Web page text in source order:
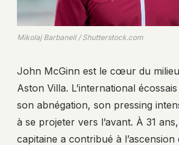
Mikolaj Barbanell / Shutterstock.com
John McGinn est le cœur du
Aston Villa. L’international
son abnégation, son pressing
à se projeter vers l’avant. À 31
capitaine a contribué à l’ascension